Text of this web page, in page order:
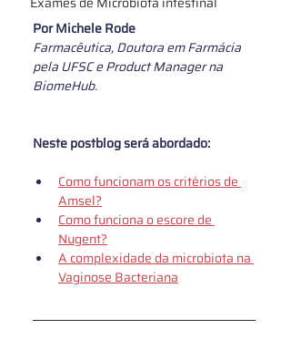
Por Michele Rode
Farmacêutica, Doutora em Farmácia
pela UFSC e Product Manager na
BiomeHub.
Neste postblog será abordado:
Como funcionam os critérios de
Amsel?
Como funciona o escore de
Nugent?
A complexidade da microbiota na
Vaginose Bacteriana